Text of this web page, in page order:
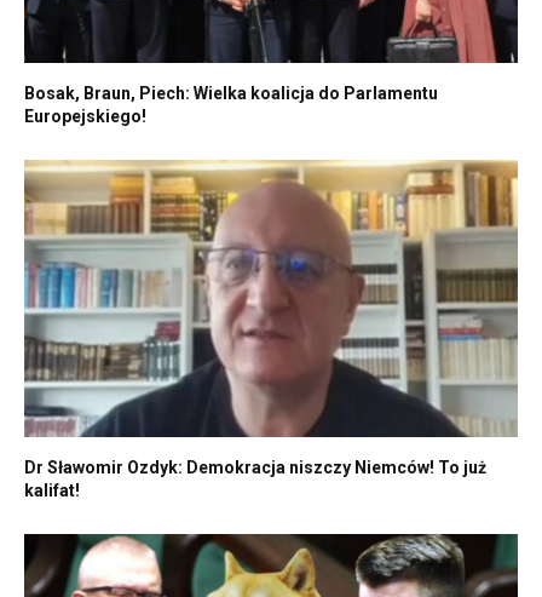
Bosak, Braun, Piech: Wielka koalicja do Parlamentu
Europejskiego!
Dr Sławomir Ozdyk: Demokracja niszczy Niemców! To już
kalifat!